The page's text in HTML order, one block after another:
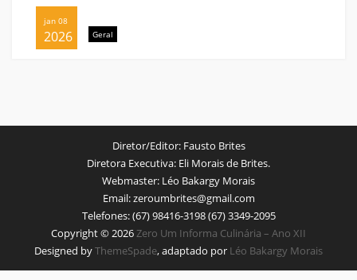
jan 08
2026 Geral
Diretor/Editor:Fausto Brites
Diretora Executiva: Eli Morais de Brites.
Webmaster: Léo Bakargy Morais
Email:zeroumbrites@gmail.com
Telefones:(67) 98416-3198 (67) 3349-2095
Copyright © 2026 Zero Um Informa Culinária – Ano XII
Designed byThemeSpade, adaptado por Léo Bakargy Morais